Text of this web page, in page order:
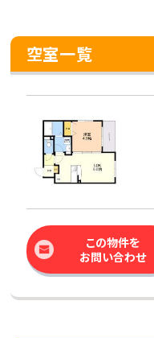
空室一覧
この物件を
お問い合わせ